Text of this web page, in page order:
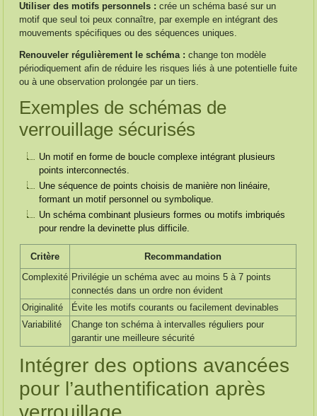
Utiliser des motifs personnels : crée un schéma basé sur un
motif que seul toi peux connaître, par exemple en intégrant des
mouvements spécifiques ou des séquences uniques.
Renouveler régulièrement le schéma : change ton modèle
périodiquement afin de réduire les risques liés à une potentielle fuite
ou à une observation prolongée par un tiers.
Exemples de schémas de
verrouillage sécurisés
Un motif en forme de boucle complexe intégrant plusieurs
points interconnectés.
Une séquence de points choisis de manière non linéaire,
formant un motif personnel ou symbolique.
Un schéma combinant plusieurs formes ou motifs imbriqués
pour rendre la devinette plus difficile.
Critère
Recommandation
Complexité Privilégie un schéma avec au moins 5 à 7 points
connectés dans un ordre non évident
Originalité
Évite les motifs courants ou facilement devinables
Variabilité
Change ton schéma à intervalles réguliers pour
garantir une meilleure sécurité
Intégrer des options avancées
pour l’authentification après